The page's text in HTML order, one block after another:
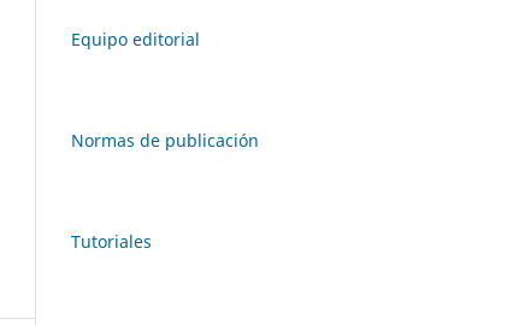
Equipo editorial
Normas de publicación
Tutoriales